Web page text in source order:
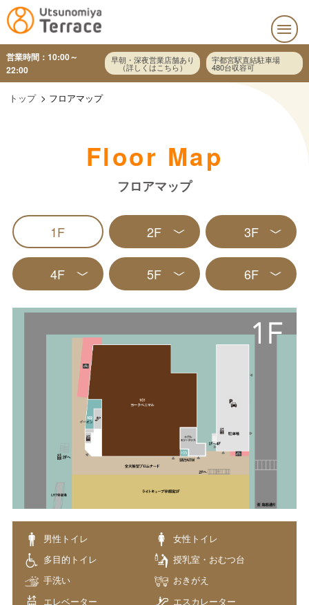
営業時間：10:00～
22:00
早朝・深夜営業店舗あり
（詳しくはこちら）
宇都宮駅直結駐車場
480台収容可
トップ フロアマップ
Floor Map
フロアマップ
1F 2F 3F
4F 5F 6F
男性トイレ
女性トイレ
多目的トイレ
授乳室・おむつ台
手洗い
おきがえ
エレベーター
エスカレーター